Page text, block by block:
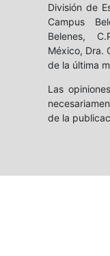
División de
Campus
Belenes,
México, Dra.
de la última
Las
de la